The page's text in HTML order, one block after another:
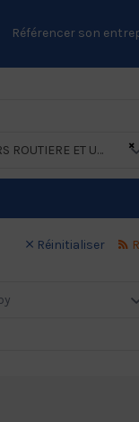
Référencer son
×
SIGNALISATION CHANTIERS ROUTIERE ET URBAINE
Réinitialiser